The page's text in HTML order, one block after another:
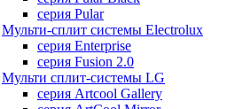
серия Pular
Мульти-сплит системы Electrolux
серия Enterprise
серия Fusion 2.0
Мульти сплит-системы LG
серия Artcool Gallery